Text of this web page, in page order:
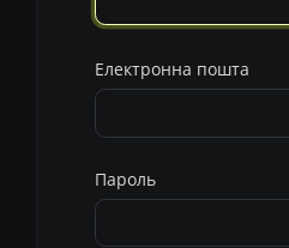
Електронна пошта
Пароль